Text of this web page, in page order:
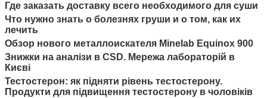
Где заказать доставку всего необходимого для суши
Что нужно знать о болезнях груши и о том, как их
лечить
Обзор нового металлоискателя Minelab Equinox 900
Знижки на аналізи в CSD. Мережа лабораторій в
Києві
Тестостерон: як підняти рівень тестостерону.
Продукти для підвищення тестостерону в чоловіків